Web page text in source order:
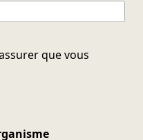
que vous